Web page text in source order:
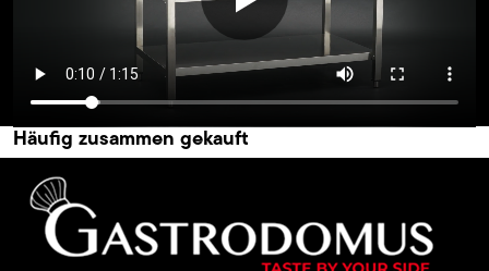
Häufig zusammen gekauft